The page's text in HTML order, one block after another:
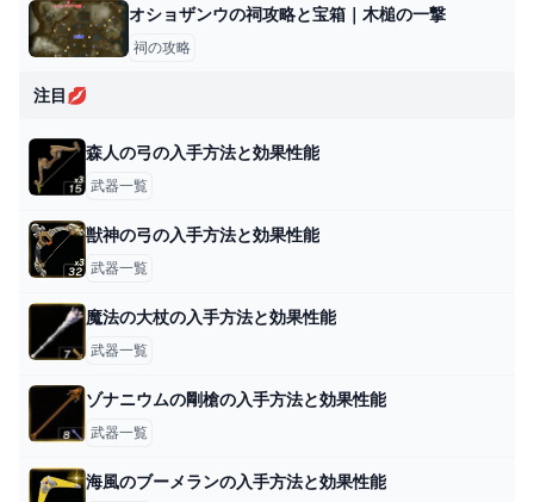
オショザンウの祠攻略と宝箱｜木槌の一撃
祠の攻略
注目💋
森人の弓の入手方法と効果性能
武器一覧
獣神の弓の入手方法と効果性能
武器一覧
魔法の大杖の入手方法と効果性能
武器一覧
ゾナニウムの剛槍の入手方法と効果性能
武器一覧
海風のブーメランの入手方法と効果性能